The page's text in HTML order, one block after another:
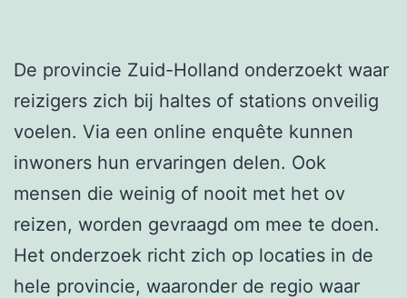
De provincie Zuid-Holland onderzoekt waar
reizigers zich bij haltes of stations onveilig
voelen. Via een online enquête kunnen
inwoners hun ervaringen delen. Ook
mensen die weinig of nooit met het ov
reizen, worden gevraagd om mee te doen.
Het onderzoek richt zich op locaties in de
hele provincie, waaronder de regio waar